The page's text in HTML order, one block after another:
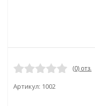
(0) отз.
Артикул: 1002